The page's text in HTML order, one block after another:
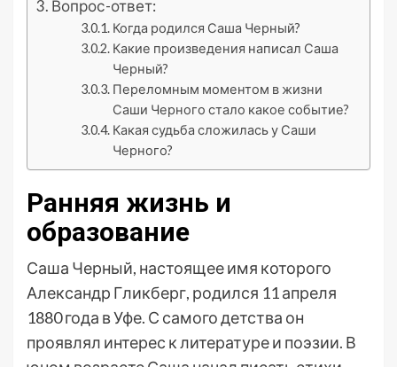
Вопрос-ответ:
Когда родился Саша Черный?
Какие произведения написал Саша
Черный?
Переломным моментом в жизни
Саши Черного стало какое событие?
Какая судьба сложилась у Саши
Черного?
Ранняя жизнь и
образование
Саша Черный, настоящее имя которого
Александр Гликберг, родился 11 апреля
1880 года в Уфе. С самого детства он
проявлял интерес к литературе и поэзии. В